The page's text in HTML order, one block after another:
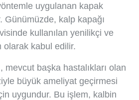
uygulanan kapak
Günümüzde, kalp kapağı
kullanılan yenilikçi ve
olarak kabul edilir.
mevcut başka hastalıkları olan
büyük ameliyat geçirmesi
uygundur. Bu işlem, kalbin